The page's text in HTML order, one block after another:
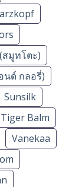
มูทโตะ)
นด์ กลอรี่)
Sunsilk
Tiger Balm
Vanekaa